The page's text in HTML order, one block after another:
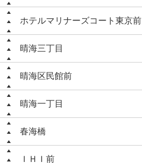
ホテルマリナーズコート東京前
晴海三丁目
晴海区民館前
晴海一丁目
春海橋
ＩＨＩ前